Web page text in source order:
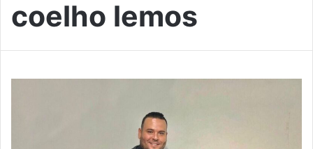
coelho lemos